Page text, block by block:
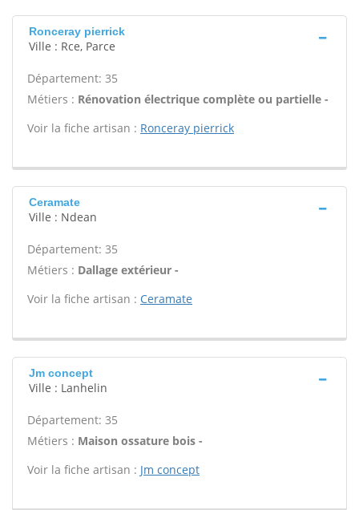
Ronceray pierrick
Ville : Rce, Parce
Département: 35
Métiers : Rénovation électrique complète ou partielle -
Voir la fiche artisan : Ronceray pierrick
Ceramate
Ville : Ndean
Département: 35
Métiers : Dallage extérieur -
Voir la fiche artisan : Ceramate
Jm concept
Ville : Lanhelin
Département: 35
Métiers : Maison ossature bois -
Voir la fiche artisan : Jm concept